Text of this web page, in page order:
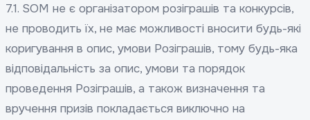
7.1. SOM не є організатором розіграшів та конкурсів,
не проводить їх, не має можливості вносити будь-які
коригування в опис, умови Розіграшів, тому будь-яка
відповідальність за опис, умови та порядок
проведення Розіграшів, а також визначення та
вручення призів покладається виключно на